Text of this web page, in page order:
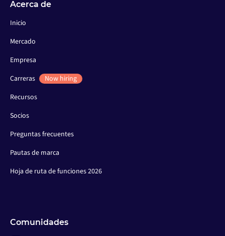
Acerca de
Inicio
Mercado
Empresa
Carreras
Now hiring
Recursos
Socios
Preguntas frecuentes
Pautas de marca
Hoja de ruta de funciones 2026
Comunidades